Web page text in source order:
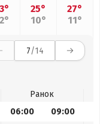
25°
10°
27°
11°
7/14
Ранок
06:00 09:00